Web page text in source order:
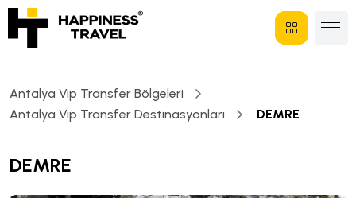
Antalya Vip Transfer Bölgeleri
Antalya Vip Transfer Destinasyonları
DEMRE
DEMRE